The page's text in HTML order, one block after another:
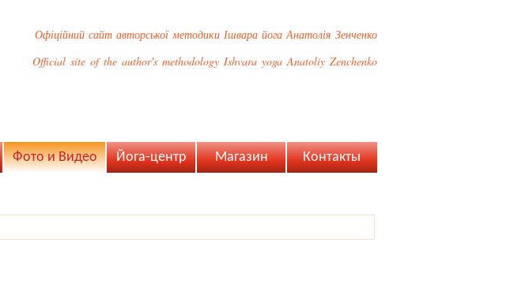
Офіційний сайт авторської методики Ішвара йога Анатолія Зенченко
Official site of the author's methodology Ishvara yoga Anatoliy Zenchenko
Фото и Видео Йога-центр Магазин Контакты